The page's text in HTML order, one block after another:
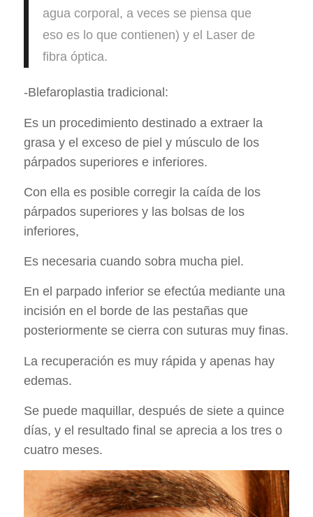
agua corporal, a veces se piensa que
eso es lo que contienen) y el Laser de
fibra óptica.
-Blefaroplastia tradicional:
Es un procedimiento destinado a extraer la
grasa y el exceso de piel y músculo de los
párpados superiores e inferiores.
Con ella es posible corregir la caída de los
párpados superiores y las bolsas de los
inferiores,
Es necesaria cuando sobra mucha piel.
En el parpado inferior se efectúa mediante una
incisión en el borde de las pestañas que
posteriormente se cierra con suturas muy finas.
La recuperación es muy rápida y apenas hay
edemas.
Se puede maquillar, después de siete a quince
días, y el resultado final se aprecia a los tres o
cuatro meses.